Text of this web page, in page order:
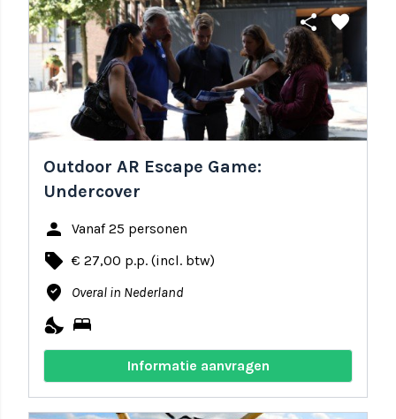
share favorite
Outdoor AR Escape Game:
Undercover
person Vanaf 25 personen
local_offer € 27,00 p.p. (incl. btw)
where_to_vote Overal in Nederland
nights_stay bed
Informatie aanvragen